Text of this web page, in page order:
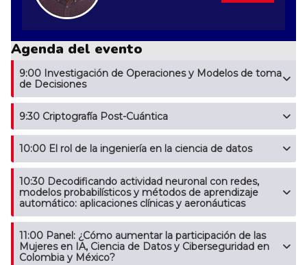
Agenda del evento
9:00 Investigación de Operaciones y Modelos de toma
de Decisiones
9:30 Criptografía Post-Cuántica
10:00 El rol de la ingeniería en la ciencia de datos
10:30 Decodificando actividad neuronal con redes,
modelos probabilísticos y métodos de aprendizaje
automático: aplicaciones clínicas y aeronáuticas
11:00 Panel: ¿Cómo aumentar la participación de las
Mujeres en IA, Ciencia de Datos y Ciberseguridad en
Colombia y México?